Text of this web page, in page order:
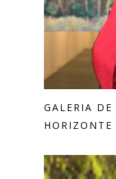
GALERIA
HORIZONTE